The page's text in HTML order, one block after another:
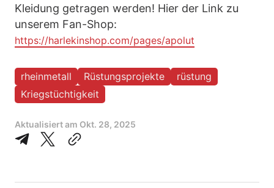
Kleidung getragen werden! Hier der Link zu
unserem Fan-Shop:
https://harlekinshop.com/pages/apolut
rheinmetall Rüstungsprojekte
rüstung
Kriegstüchtigkeit
Aktualisiert am Okt. 28, 2025